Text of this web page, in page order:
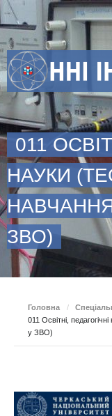
011
НАУКИ
ЗВО)
Головна /
011 Освітні,
у ЗВО)